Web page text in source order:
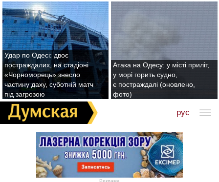
Удар по Одесі: двоє
постраждалих, на стадіоні
«Чорноморець» знесло
частину даху, суботній матч
під загрозою
Атака на Одесу: у місті приліт,
у морі горить судно,
є постраждалі (оновлено,
фото)
рус